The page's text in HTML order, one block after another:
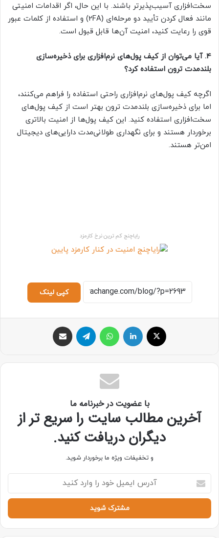
سخت‌افزاری آسیب‌پذیرتر باشند. با این حال، اگر اقدامات امنیتی
مانند فعال کردن تأیید دو مرحله‌ای (2FA) و استفاده از کلمات عبور
قوی را رعایت کنید، امنیت آن‌ها قابل قبول است.
4. آیا می‌توان از کیف پول‌های نرم‌افزاری برای ذخیره‌سازی
بلندمدت ترون استفاده کرد؟
اگرچه کیف پول‌های نرم‌افزاری راحتی استفاده را فراهم می‌کنند،
اما برای ذخیره‌سازی بلندمدت ترون بهتر است از کیف پول‌های
سخت‌افزاری استفاده کنید. این کیف پول‌ها از امنیت بالاتری
برخوردار هستند و برای نگهداری طولانی‌مدت دارایی‌های دیجیتال
امن‌تر هستند.
رایاچنج کم ترین نرخ کارمزد
کپی لینک
با عضویت در خبرنامه ما
آخرین مطالب سایت را سریع تر از
دیگران دریافت کنید.
و تخفیفات ویژه ما برخوردار شوید.